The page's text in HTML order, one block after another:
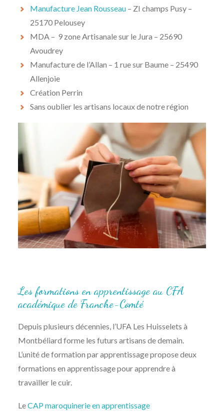
Manufacture Jean Rousseau – ZI champs Pusy –
25170 Pelousey
MDA – 9 zone Artisanale sur le Jura – 25690
Avoudrey
Manufacture de l’Allan – 1 rue sur Baume – 25490
Allenjoie
Création Perrin
Sans oublier les artisans locaux de notre région
Les formations en apprentissage au CFA
académique de Franche-Comté
Depuis plusieurs décennies, l’UFA Les Huisselets à
Montbéliard forme les futurs artisans de demain.
L’unité de formation par apprentissage propose deux
formations en apprentissage pour apprendre à
travailler le cuir.
LeCAP maroquinerie en apprentissage